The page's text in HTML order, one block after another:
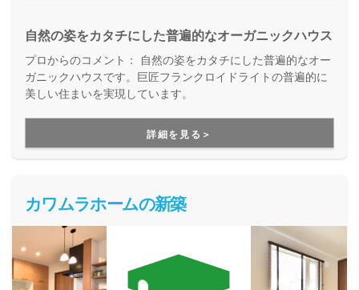
自然の姿をカタチにした普遍的なオーガニックハウス
プロからのコメント： 自然の姿をカタチにした普遍的なオー
ガニックハウスです。巨匠フランクロイドライトの普遍的に
美しい住まいを実現しています。
詳細を見る＞
カワムラホームの新築